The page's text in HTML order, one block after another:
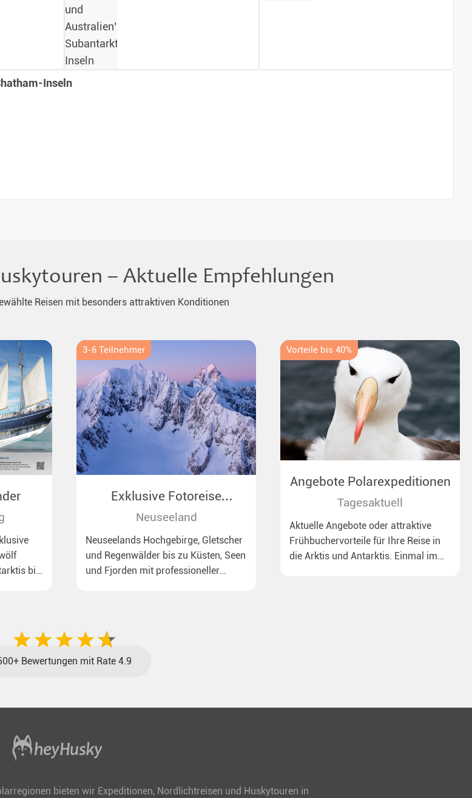
Inseln
– Aktuelle Empfehlungen
Reisen mit besonders attraktiven Konditionen
bis
und
3-6 Teilnehmer
Exklusive Fotoreise
Neuseeland
Neuseeland
Neuseelands Hochgebirge, Gletscher
und Regenwälder bis zu Küsten, Seen
und Fjorden mit professioneller
Vorteile bis 40%
Angebote Polarexpeditionen
Tagesaktuell
Aktuelle Angebote oder attraktive
Frühbuchervorteile für Ihre Reise in
die Arktis und Antarktis. Einmal im
Bewertungen mit Rate 4.9
bieten wir Expeditionen, Nordlichtreisen und Huskytouren in